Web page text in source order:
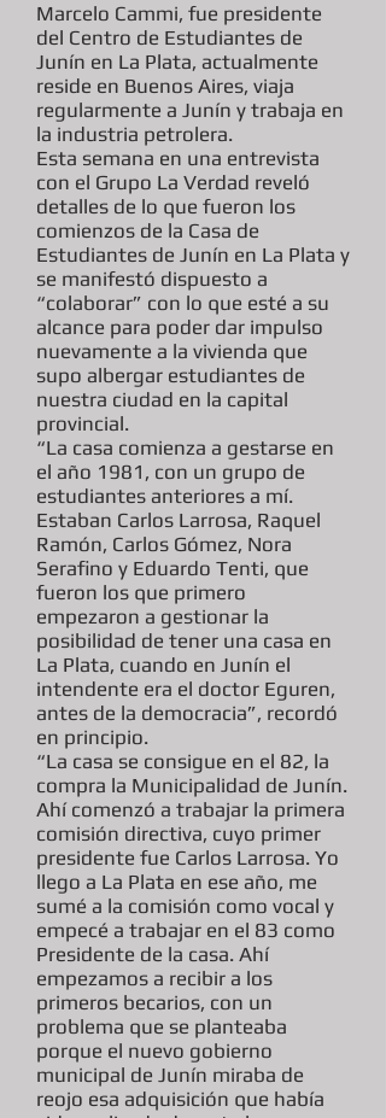
Marcelo Cammi, fue presidente
del Centro de Estudiantes de
Junín en La Plata, actualmente
reside en Buenos Aires, viaja
regularmente a Junín y trabaja en
la industria petrolera.
Esta semana en una entrevista
con el Grupo La Verdad reveló
detalles de lo que fueron los
comienzos de la Casa de
Estudiantes de Junín en La Plata y
se manifestó dispuesto a
“colaborar” con lo que esté a su
alcance para poder dar impulso
nuevamente a la vivienda que
supo albergar estudiantes de
nuestra ciudad en la capital
provincial.
“La casa comienza a gestarse en
el año 1981, con un grupo de
estudiantes anteriores a mí.
Estaban Carlos Larrosa, Raquel
Ramón, Carlos Gómez, Nora
Serafino y Eduardo Tenti, que
fueron los que primero
empezaron a gestionar la
posibilidad de tener una casa en
La Plata, cuando en Junín el
intendente era el doctor Eguren,
antes de la democracia”, recordó
en principio.
“La casa se consigue en el 82, la
compra la Municipalidad de Junín.
Ahí comenzó a trabajar la primera
comisión directiva, cuyo primer
presidente fue Carlos Larrosa. Yo
llego a La Plata en ese año, me
sumé a la comisión como vocal y
empecé a trabajar en el 83 como
Presidente de la casa. Ahí
empezamos a recibir a los
primeros becarios, con un
problema que se planteaba
porque el nuevo gobierno
municipal de Junín miraba de
reojo esa adquisición que había